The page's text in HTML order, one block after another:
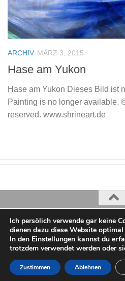
ARCHIV MÄRZ 3, 2015
Hase am Yukon
Hase am Yukon Dieses Bild ist
Painting is no longer available.
reserved. www.shrineart.de
Iris
copyright
Ich persölich verwende gar keine
dienen dazu diese Website
In den Einstellungen kannst du
trotzdem verwendet werden oder
Zustimmen Ablehnen